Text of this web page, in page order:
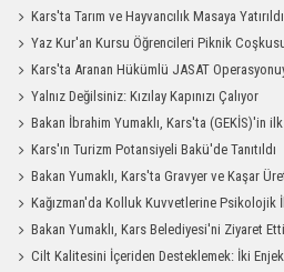
Kars'ta Tarım ve Hayvancılık Masaya Yatırıldı
Yaz Kur'an Kursu Öğrencileri Piknik
Kars'ta Aranan Hükümlü JASAT
Yalnız Değilsiniz: Kızılay Kapınızı Çalıyor
Bakan İbrahim Yumaklı, Kars'ta (GEKİS)'in
Kars'ın Turizm Potansiyeli Bakü'de Tanıtıldı
Bakan Yumaklı, Kars'ta Gravyer ve Kaşar
Kağızman'da Kolluk Kuvvetlerine Psikolojik
Bakan Yumaklı, Kars Belediyesi'ni Ziyaret Etti
Cilt Kalitesini İçeriden Desteklemek: İki